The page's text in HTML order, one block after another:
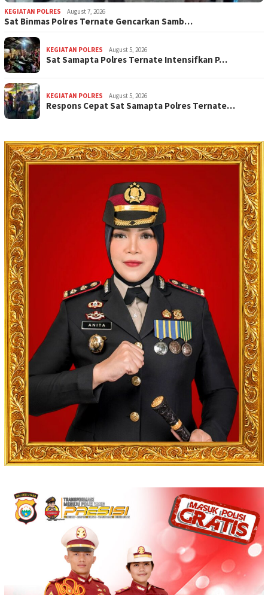
KEGIATAN POLRES August 7, 2026
Sat Binmas Polres Ternate Gencarkan Samb…
KEGIATAN POLRES August 5, 2026
Sat Samapta Polres Ternate Intensifkan P…
KEGIATAN POLRES August 5, 2026
Respons Cepat Sat Samapta Polres Ternate…